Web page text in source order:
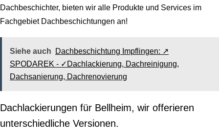
Dachbeschichter, bieten wir alle Produkte und Services im
Fachgebiet Dachbeschichtungen an!
Siehe auch
Dachbeschichtung Impflingen: ↗️
SPODAREK - ✓Dachlackierung, Dachreinigung,
Dachsanierung, Dachrenovierung
Dachlackierungen für Bellheim, wir offerieren
unterschiedliche Versionen.